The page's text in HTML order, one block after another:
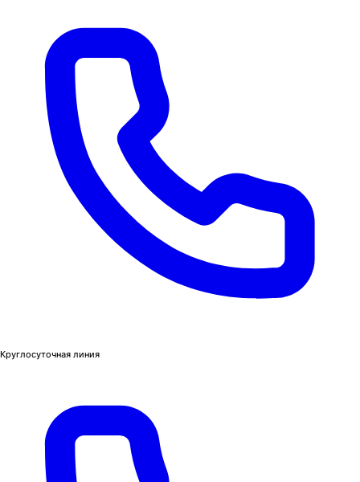
Круглосуточная линия